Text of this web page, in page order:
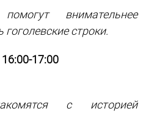
внимательнее
строки.
16:00-17:00
с историей